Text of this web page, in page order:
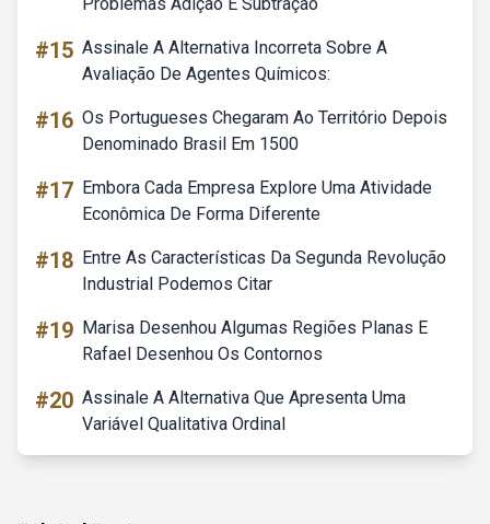
#15 Assinale A Alternativa Incorreta Sobre A
Avaliação De Agentes Químicos:
#16 Os Portugueses Chegaram Ao Território Depois
Denominado Brasil Em 1500
#17 Embora Cada Empresa Explore Uma Atividade
Econômica De Forma Diferente
#18 Entre As Características Da Segunda Revolução
Industrial Podemos Citar
#19 Marisa Desenhou Algumas Regiões Planas E
Rafael Desenhou Os Contornos
#20 Assinale A Alternativa Que Apresenta Uma
Variável Qualitativa Ordinal